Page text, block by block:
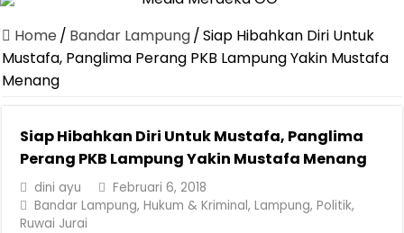
Canangkan Desa TAPIS dan Luncurkan Sekolah Lansia di
Pemprov Lampung Berhasil Kendalikan Inflasi, Jadi Provinsi
Pemprov Lampung Perkuat Pembangunan Rumah Layak Huni
Pastikan Pelayanan Maksimal, Direksi Jasa Raharja Tinjau Korban
Jasa Raharja Jamin Seluruh Korban Kebakaran KM Mutiara
Home / Bandar Lampung/Siap Hibahkan Diri Untuk
Mustafa, Panglima Perang PKB Lampung Yakin Mustafa
Menang
Siap Hibahkan Diri Untuk Mustafa, Panglima
Perang PKB Lampung Yakin Mustafa Menang
dini ayu
Februari 6, 2018
Bandar Lampung,Hukum & Kriminal,Lampung,Politik,
Ruwai Jurai